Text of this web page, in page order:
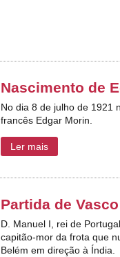
Nascimento de
No dia 8 de julho de 1921
francês Edgar Morin.
Ler mais
Partida de
D. Manuel I, rei de
capitão-mor da frota que
Belém em direção à Índia.